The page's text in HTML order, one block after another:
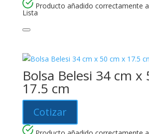
Producto añadido correctamente
Lista
Bolsa Belesi 34 cm x
17.5 cm
Cotizar